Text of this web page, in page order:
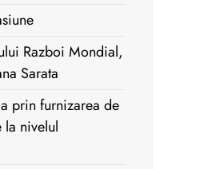
Razboi Mondial,
Sarata
prin furnizarea de
nivelul